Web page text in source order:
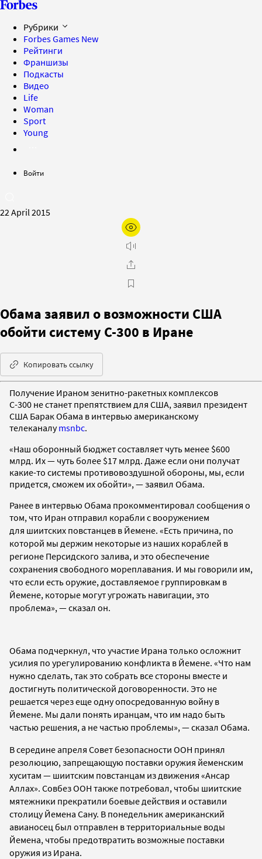
Рубрики
Forbes Games New
Рейтинги
Франшизы
Подкасты
Видео
Life
Woman
Sport
Young
Войти
22 April 2015
Обама заявил о возможности США
обойти систему С-300 в Иране
Копировать ссылку
Получение Ираном зенитно-ракетных комплексов
С-300 не станет препятствием для США, заявил президент
США Барак Обама в интервью американскому
телеканалуmsnbc.
«Наш оборонный бюджет составляет чуть менее $600
млрд. Их — чуть более $17 млрд. Даже если они получат
какие-то системы противовоздушной обороны, мы, если
придется, сможем их обойти», — заявил Обама.
Ранее в интервью Обама прокомментировал сообщения о
том, что Иран отправил корабли с вооружением
для шиитских повстанцев в Йемене. «Есть причина, по
которой мы держим некоторые из наших кораблей в
регионе Персидского залива, и это обеспечение
сохранения свободного мореплавания. И мы говорили им,
что если есть оружие, доставляемое группировкам в
Йемене, которые могут угрожать навигации, это
проблема», — сказал он.
Обама подчеркнул, что участие Ирана только осложнит
усилия по урегулированию конфликта в Йемене. «Что нам
нужно сделать, так это собрать все стороны вместе и
достигнуть политической договоренности. Это не
решается через еще одну опосредованную войну в
Йемене. Мы дали понять иранцам, что им надо быть
частью решения, а не частью проблемы», — сказал Обама.
В середине апреля Совет безопасности ООН принял
резолюцию, запрещающую поставки оружия йеменским
хуситам — шиитским повстанцам из движения «Ансар
Аллах». Совбез ООН также потребовал, чтобы шиитские
мятежники прекратили боевые действия и оставили
столицуЙемена Сану. В понедельникамериканский
авианосец был отправлен в территориальные воды
Йемена, чтобы предотвратить возможные поставки
оружия из Ирана.